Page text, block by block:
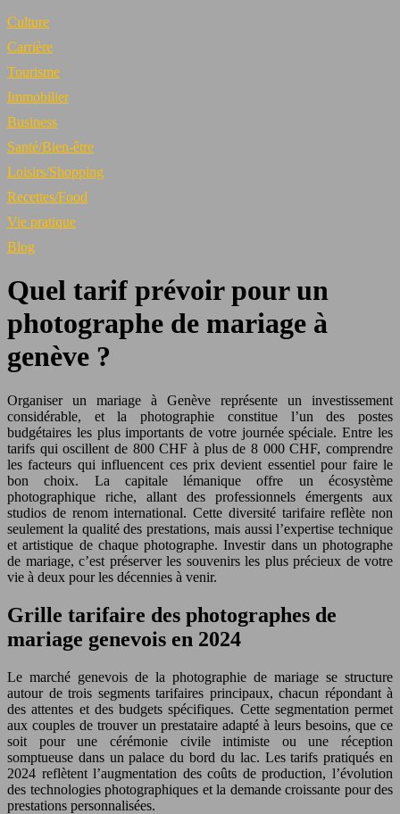
Culture
Carrière
Tourisme
Immobilier
Business
Santé/Bien-être
Loisirs/Shopping
Recettes/Food
Vie pratique
Blog
Quel tarif prévoir pour un
photographe de mariage à
genève ?
Organiser un mariage à Genève représente un investissement
considérable, et la photographie constitue l’un des postes
budgétaires les plus importants de votre journée spéciale. Entre les
tarifs qui oscillent de 800 CHF à plus de 8 000 CHF, comprendre
les facteurs qui influencent ces prix devient essentiel pour faire le
bon choix. La capitale lémanique offre un écosystème
photographique riche, allant des professionnels émergents aux
studios de renom international. Cette diversité tarifaire reflète non
seulement la qualité des prestations, mais aussi l’expertise technique
et artistique de chaque photographe. Investir dans un photographe
de mariage, c’est préserver les souvenirs les plus précieux de votre
vie à deux pour les décennies à venir.
Grille tarifaire des photographes de
mariage genevois en 2024
Le marché genevois de la photographie de mariage se structure
autour de trois segments tarifaires principaux, chacun répondant à
des attentes et des budgets spécifiques. Cette segmentation permet
aux couples de trouver un prestataire adapté à leurs besoins, que ce
soit pour une cérémonie civile intimiste ou une réception
somptueuse dans un palace du bord du lac. Les tarifs pratiqués en
2024 reflètent l’augmentation des coûts de production, l’évolution
des technologies photographiques et la demande croissante pour des
prestations personnalisées.